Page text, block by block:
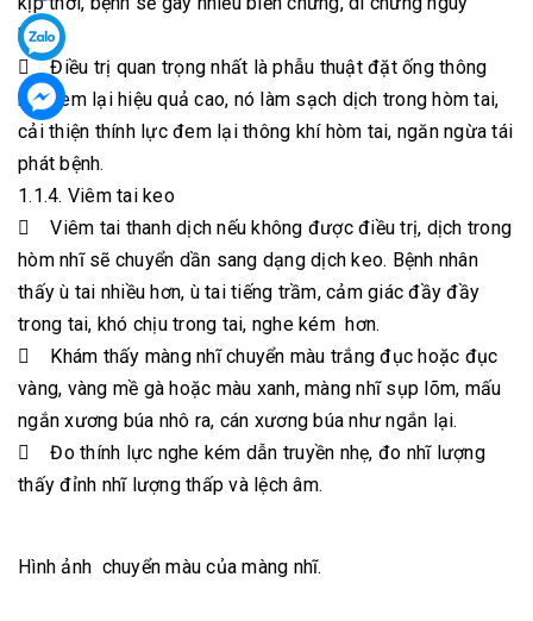
hiểm.
 Điều trị quan trọng nhất là phẫu thuật đặt ống thông
khí đem lại hiệu quả cao, nó làm sạch dịch trong hòm tai,
cải thiện thính lực đem lại thông khí hòm tai, ngăn ngừa tái
phát bệnh.
1.1.4. Viêm tai keo
 Viêm tai thanh dịch nếu không được điều trị, dịch trong
hòm nhĩ sẽ chuyển dần sang dạng dịch keo. Bệnh nhân
thấy ù tai nhiều hơn, ù tai tiếng trầm, cảm giác đầy đầy
trong tai, khó chịu trong tai, nghe kém hơn.
 Khám thấy màng nhĩ chuyển màu trắng đục hoặc đục
vàng, vàng mề gà hoặc màu xanh, màng nhĩ sụp lõm, mấu
ngắn xương búa nhô ra, cán xương búa như ngắn lại.
 Đo thính lực nghe kém dẫn truyền nhẹ, đo nhĩ lượng
thấy đỉnh nhĩ lượng thấp và lệch âm.
Hình ảnh chuyển màu của màng nhĩ.